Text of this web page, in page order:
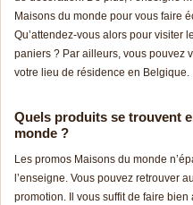
Maisons du monde pour vous faire
Qu’attendez-vous alors pour visiter
paniers ? Par ailleurs, vous pouvez
votre lieu de résidence en Belgique.
Quels produits se trouvent
monde ?
Les promos Maisons du monde
l’enseigne. Vous pouvez retrouver
promotion. Il vous suffit de faire